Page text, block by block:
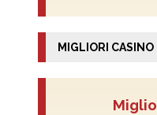
MIGLIORI